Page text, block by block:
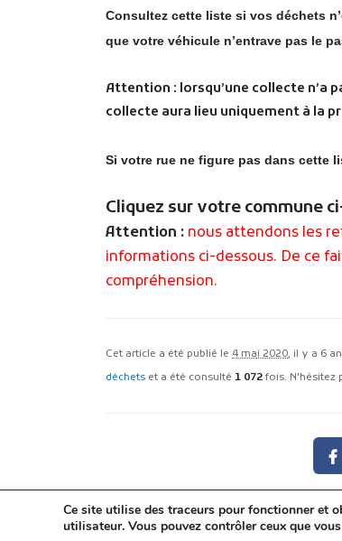
Consultez cette liste si vos déchets
que votre véhicule n’entrave pas le
Attention : lorsqu’une collecte n’a
collecte aura lieu uniquement à la
Si votre rue ne figure pas dans cette
Cliquez sur votre commune
Attention : nous attendons les
informations ci-dessous. De ce
compréhension.
Cet article a été publié le 4 mai 2020, il y a 6
déchets et a été consulté 1 072 fois. N'hésitez
Ce site utilise des traceurs pour fonctionner et
utilisateur. Vous pouvez contrôler ceux que